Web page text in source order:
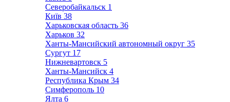
Северобайкальск 1
Київ 38
Харьковская область 36
Харьков 32
Ханты-Мансийский автономный округ 35
Сургут 17
Нижневартовск 5
Ханты-Мансийск 4
Республика Крым 34
Симферополь 10
Ялта 6